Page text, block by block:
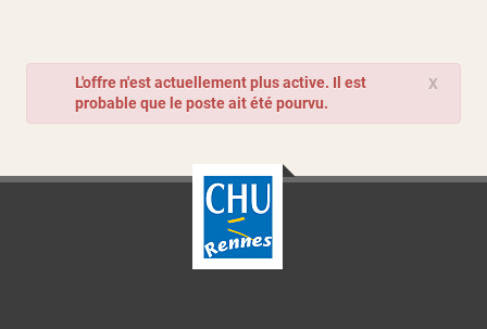
X
L'offre n'est actuellement plus active. Il est
probable que le poste ait été pourvu.